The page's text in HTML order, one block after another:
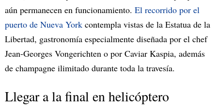
aún permanecen en funcionamiento. El recorrido por el
puerto de Nueva York contempla vistas de la Estatua de la
Libertad, gastronomía especialmente diseñada por el chef
Jean-Georges Vongerichten o por Caviar Kaspia, además
de champagne ilimitado durante toda la travesía.
Llegar a la final en helicóptero